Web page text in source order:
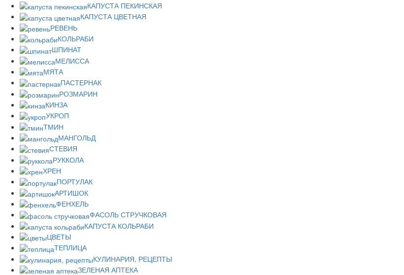
КАПУСТА ПЕКИНСКАЯ
КАПУСТА ЦВЕТНАЯ
РЕВЕНЬ
КОЛЬРАБИ
ШПИНАТ
МЕЛИССА
МЯТА
ПАСТЕРНАК
РОЗМАРИН
КИНЗА
УКРОП
ТМИН
МАНГОЛЬД
СТЕВИЯ
РУККОЛА
ХРЕН
ПОРТУЛАК
АРТИШОК
ФЕНХЕЛЬ
ФАСОЛЬ СТРУЧКОВАЯ
КАПУСТА КОЛЬРАБИ
ЦВЕТЫ
ТЕПЛИЦА
КУЛИНАРИЯ, РЕЦЕПТЫ
ЗЕЛЕНАЯ АПТЕКА